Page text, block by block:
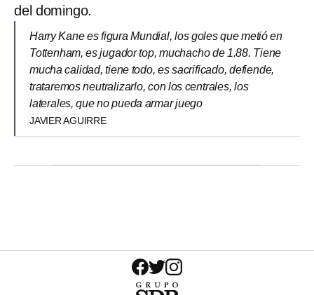
del domingo.
Harry Kane es figura Mundial, los goles que metió en
Tottenham, es jugador top, muchacho de 1.88. Tiene
mucha calidad, tiene todo, es sacrificado, defiende,
trataremos neutralizarlo, con los centrales, los
laterales, que no pueda armar juego
JAVIER AGUIRRE